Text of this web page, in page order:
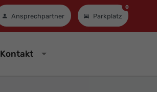
Ansprechpartner Parkplatz
0
Kontakt